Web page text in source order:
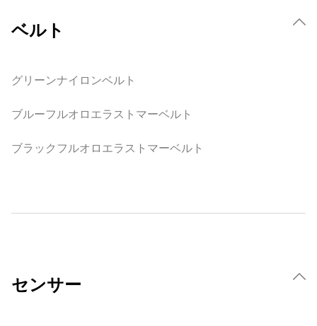
ベルト
グリーンナイロンベルト
ブルーフルオロエラストマーベルト
ブラックフルオロエラストマーベルト
センサー